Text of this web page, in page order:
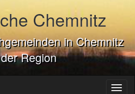
Chemnitz
in Chemnitz
Region